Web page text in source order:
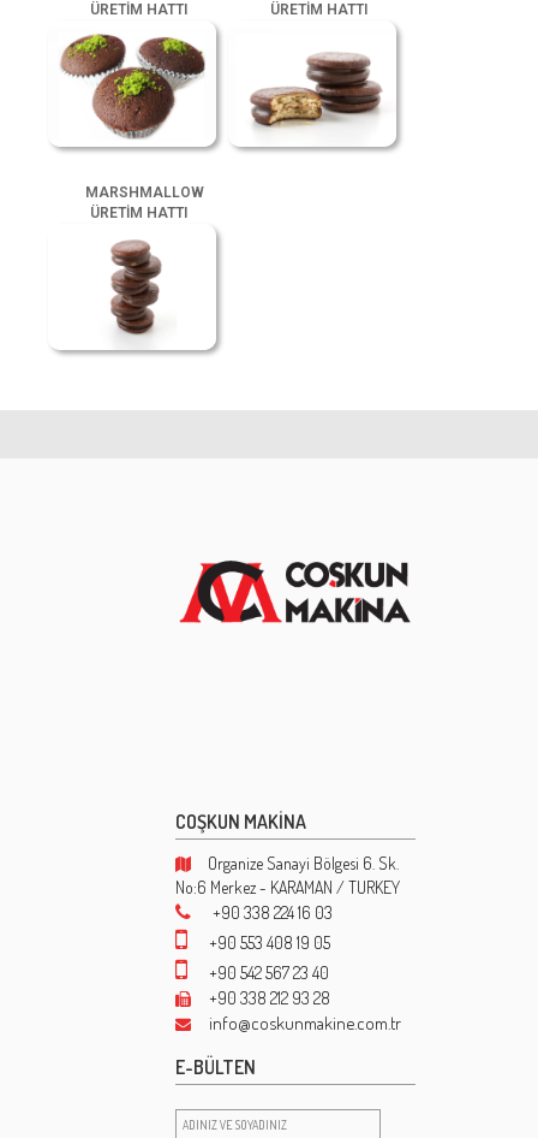
ÜRETİM HATTI
ÜRETİM HATTI
MARSHMALLOW
ÜRETİM HATTI
COŞKUN MAKİNA
Organize Sanayi Bölgesi 6. Sk.
No:6 Merkez - KARAMAN / TURKEY
+90 338 224 16 03
+90 553 408 19 05
+90 542 567 23 40
+90 338 212 93 28
info@coskunmakine.com.tr
E-BÜLTEN